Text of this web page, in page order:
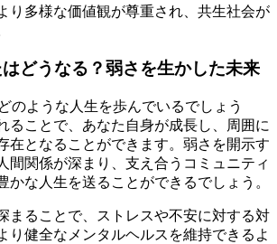
り多様な価値観が尊重され、共生社会が
どうなる？弱さを生かした未来
のような人生を歩んでいるでしょう
ることで、あなた自身が成長し、周囲に
在となることができます。弱さを開示す
間関係が深まり、支え合うコミュニティ
かな人生を送ることができるでしょう。
まることで、ストレスや不安に対する対
り健全なメンタルヘルスを維持できるよ